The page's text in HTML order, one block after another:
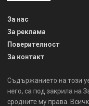
За нас
За реклама
Поверителност
За контакт
Съдържанието на този
него, са под закрила на
сродните му права.